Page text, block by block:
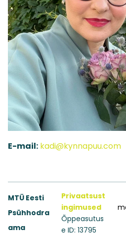
E-mail: kadi@kynnapuu.com
MTÜ Eesti
Psühhodra
ama
Privaatsust
ingimused
Õppeasutus
e ID: 13795